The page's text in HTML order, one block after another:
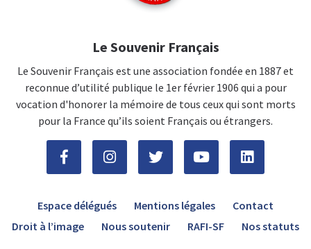
Le Souvenir Français
Le Souvenir Français est une association fondée en 1887 et
reconnue d’utilité publique le 1er février 1906 qui a pour
vocation d'honorer la mémoire de tous ceux qui sont morts
pour la France qu’ils soient Français ou étrangers.
Espace délégués Mentions légales
Contact
Droit à l’image
Nous soutenir RAFI-SF Nos statuts